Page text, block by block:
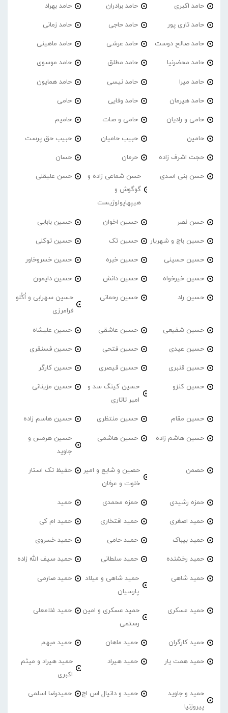
حامد اکبری حامد برادران حامد بهراد
حامد تاری پور حامد حاجی حامد زمانی
حامد صالح دوست حامد عرشی حامد ماهینی
حامد محضرنیا حامد مطلق حامد موسوی
حامد میرا حامد نیسی حامد همایون
حامد هیرمان حامد وفایی حامی
حامی و رادیان حامی و صات حامیم
حامین حبیب حامیان حبیب حق پرست
حجت اشرف زاده حرمان حسان
حسن بنی اسدی
حسن شماعی زاده و
گوگوش و
هیپهاپولوژیست
حسن علیقلی
حسن نصر حسین اخوان حسین بابایی
حسین باج و شهریار حسین تک حسین توکلی
حسین حسینی حسین خبره حسین خسروخاور
حسین خیرخواه حسین دانش حسین دایمون
حسین راد حسین رحمانی
حسین سهرابی و اُکُلو
فرامرزی
حسین شفیعی حسین عاشقی حسین علیشاه
حسین عیدی حسین فتحی حسین فسنقری
حسین قنبری حسین قیصری حسین کارگر
حسین کنزو
حسین کینگ سد و
امیر تاتاری
حسین مزینانی
حسین مقام حسین منتظری حسین هاسم زاده
حسین هاشم زاده حسین هاشمی
حسین هرمس و
جاوید
حصمن
حصین و شایع و امیر
خلوت و عرفان
حفیظ تک استار
حمزه رشیدی حمزه محمدی حمید
حمید اصغری حمید افتخاری حمید ام کی
حمید بیباک حمید حامی حمید خسروی
حمید رخشنده حمید سلطانی حمید سیف الله زاده
حمید شاهی
حمید شاهی و میلاد
پارسیان
حمید صارمی
حمید عسکری
حمید عسکری و امین
رستمی
حمید غلامعلی
حمید کارگران حمید ماهان حمید مبهم
حمید همت یار حمید هیراد
حمید هیراد و میثم
اکبری
حمید و جاوید
پیروزنیا
حمید و دانیال اس اچ حمیدرضا اسلمی